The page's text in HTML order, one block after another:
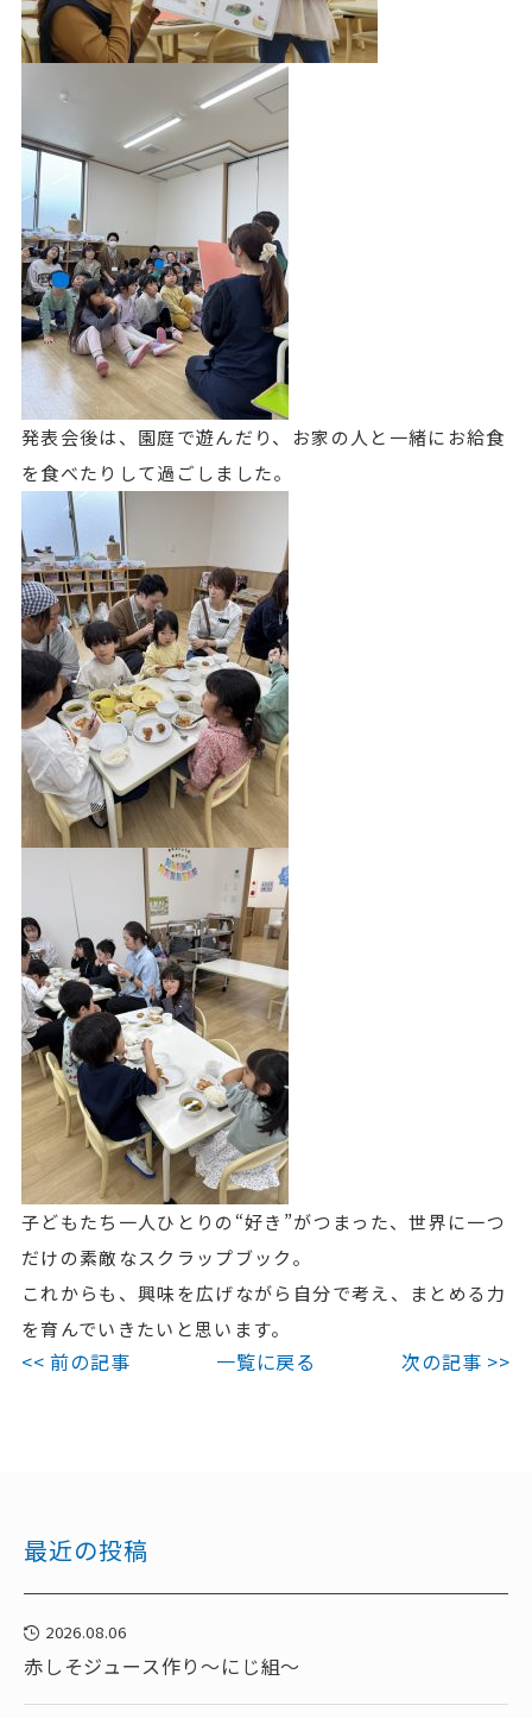
発表会後は、園庭で遊んだり、お家の人と一緒にお給食
を食べたりして過ごしました。
子どもたち一人ひとりの“好き”がつまった、世界に一つ
だけの素敵なスクラップブック。
これからも、興味を広げながら自分で考え、まとめる力
を育んでいきたいと思います。
<< 前の記事 一覧に戻る 次の記事 >>
最近の投稿
2026.08.06
赤しそジュース作り～にじ組～